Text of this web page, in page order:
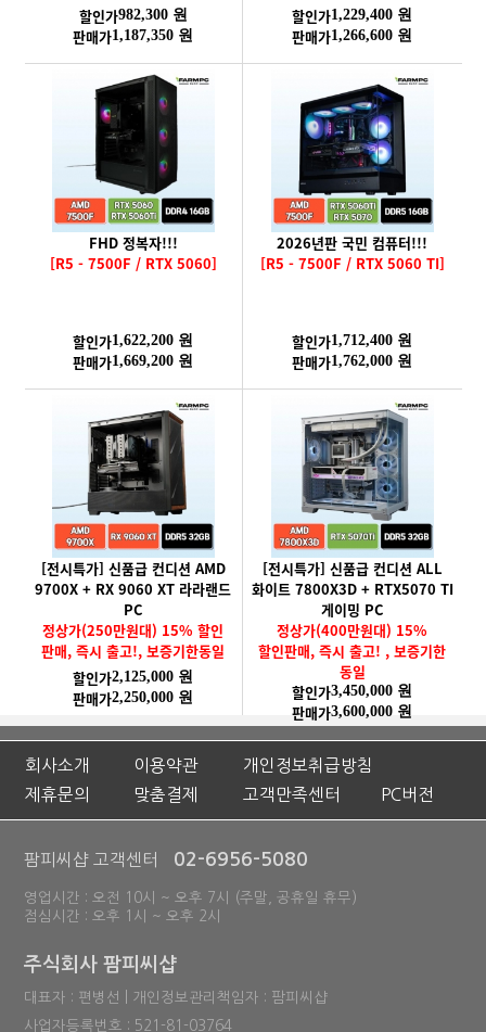
할인가982,300 원
판매가1,187,350 원
할인가1,229,400 원
판매가1,266,600 원
FHD 정복자!!!
[R5 - 7500F / RTX 5060]
할인가1,622,200 원
판매가1,669,200 원
2026년판 국민 컴퓨터!!!
[R5 - 7500F / RTX 5060 TI]
할인가1,712,400 원
판매가1,762,000 원
[전시특가] 신품급 컨디션 AMD
9700X + RX 9060 XT 라라랜드
PC
정상가(250만원대) 15% 할인
판매, 즉시 출고!, 보증기한동일
할인가2,125,000 원
판매가2,250,000 원
[전시특가] 신품급 컨디션 ALL
화이트 7800X3D + RTX5070 TI
게이밍 PC
정상가(400만원대) 15%
할인판매, 즉시 출고! , 보증기한
동일
할인가3,450,000 원
판매가3,600,000 원
회사소개 이용약관
개인정보취급방침
제휴문의
맞춤결제 고객만족센터 PC버전
팜피씨샵 고객센터 02-6956-5080
영업시간 : 오전 10시 ~ 오후 7시 (주말, 공휴일 휴무)
점심시간 : 오후 1시 ~ 오후 2시
주식회사 팜피씨샵
대표자 : 편병선 | 개인정보관리책임자 : 팜피씨샵
사업자등록번호 : 521-81-03764